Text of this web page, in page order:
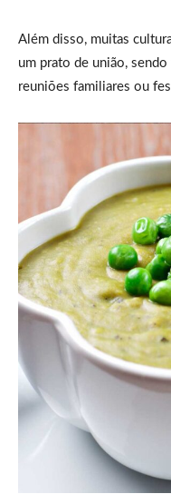
Além disso, muitas
um prato de união,
reuniões familiares ou